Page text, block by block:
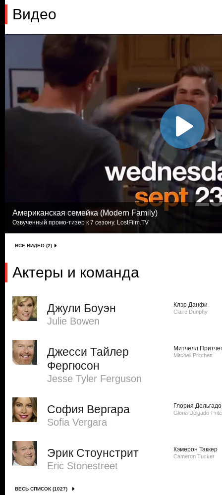
Видео
Американская семейка (Modern Family)
Озвученный промо-тизер к 7 сезону. LostFilm.TV
ВСЕ ВИДЕО (2)
Актеры и команда
Джули Боуэн
Julie Bowen
Клэр Данфи
Claire Dunphy
Джесси Тайлер
Фергюсон
Jesse Tyler Ferguson
Митчелл
Mitchell Pritchett
София Вергара
Sofi­a Vergara
Глория
Gloria Delgado-
Эрик Стоунстрит
Eric Stonestreet
Кэмерон Таккер
Cameron Tucker
ВЕСЬ СПИСОК (1027)